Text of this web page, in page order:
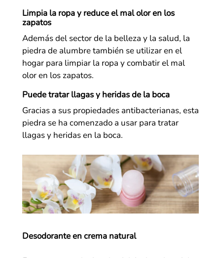
Limpia la ropa y reduce el mal olor en los
zapatos
Además del sector de la belleza y la salud, la
piedra de alumbre también se utilizar en el
hogar para limpiar la ropa y combatir el mal
olor en los zapatos.
Puede tratar llagas y heridas de la boca
Gracias a sus propiedades antibacterianas, esta
piedra se ha comenzado a usar para tratar
llagas y heridas en la boca.
Desodorante en crema natural